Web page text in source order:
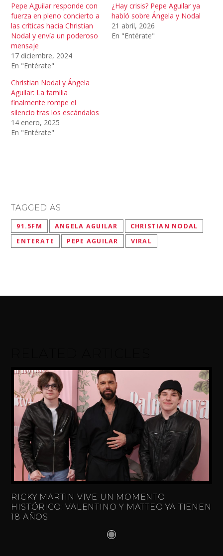
Pepe Aguilar responde con
fuerza en pleno concierto a
las críticas hacia Christian
Nodal y envía un poderoso
mensaje
17 diciembre, 2024
En "Entérate"
¿Hay crisis? Pepe Aguilar ya
habló sobre Ángela y Nodal
21 abril, 2026
En "Entérate"
Christian Nodal y Ángela
Aguilar: La familia
finalmente rompe el
silencio tras los escándalos
14 enero, 2025
En "Entérate"
TAGGED AS
91.5FM ANGELA AGUILAR
CHRISTIAN NODAL
ENTERATE
PEPE AGUILAR VIRAL
RICKY MARTIN VIVE UN MOMENTO
HISTÓRICO: VALENTINO Y MATTEO YA TIENEN
18 AÑOS